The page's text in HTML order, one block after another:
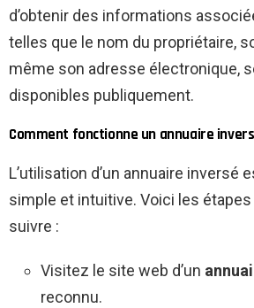
d’obtenir des informations
telles que le nom du propriétaire,
même son adresse électronique,
disponibles publiquement.
Comment fonctionne un annuaire
L’utilisation d’un annuaire inversé
simple et intuitive. Voici les
suivre :
Visitez le site web d’un
reconnu.